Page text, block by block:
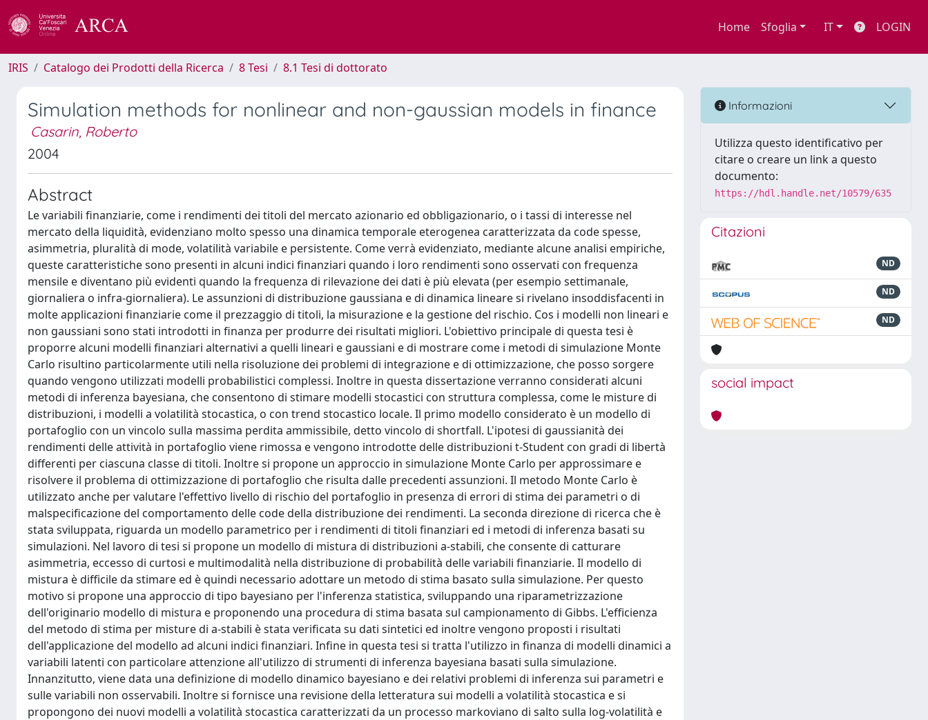
Home Sfoglia IT LOGIN
IRIS Catalogo dei Prodotti della Ricerca 8 Tesi 8.1 Tesi di dottorato
Simulation methods for nonlinear and non-gaussian models in finance
Casarin, Roberto
2004
Abstract
Le variabili finanziarie, come i rendimenti dei titoli del mercato azionario ed obbligazionario, o i tassi di interesse nel
mercato della liquidità, evidenziano molto spesso una dinamica temporale eterogenea caratterizzata da code spesse,
asimmetria, pluralità di mode, volatilità variabile e persistente. Come verrà evidenziato, mediante alcune analisi empiriche,
queste caratteristiche sono presenti in alcuni indici finanziari quando i loro rendimenti sono osservati con frequenza
mensile e diventano più evidenti quando la frequenza di rilevazione dei dati è più elevata (per esempio settimanale,
giornaliera o infra-giornaliera). Le assunzioni di distribuzione gaussiana e di dinamica lineare si rivelano insoddisfacenti in
molte applicazioni finanziarie come il prezzaggio di titoli, la misurazione e la gestione del rischio. Cos i modelli non lineari e
non gaussiani sono stati introdotti in finanza per produrre dei risultati migliori. L'obiettivo principale di questa tesi è
proporre alcuni modelli finanziari alternativi a quelli lineari e gaussiani e di mostrare come i metodi di simulazione Monte
Carlo risultino particolarmente utili nella risoluzione dei problemi di integrazione e di ottimizzazione, che posso sorgere
quando vengono utilizzati modelli probabilistici complessi. Inoltre in questa dissertazione verranno considerati alcuni
metodi di inferenza bayesiana, che consentono di stimare modelli stocastici con struttura complessa, come le misture di
distribuzioni, i modelli a volatilità stocastica, o con trend stocastico locale. Il primo modello considerato è un modello di
portafoglio con un vincolo sulla massima perdita ammissibile, detto vincolo di shortfall. L'ipotesi di gaussianità dei
rendimenti delle attività in portafoglio viene rimossa e vengono introdotte delle distribuzioni t-Student con gradi di libertà
differenti per ciascuna classe di titoli. Inoltre si propone un approccio in simulazione Monte Carlo per approssimare e
risolvere il problema di ottimizzazione di portafoglio che risulta dalle precedenti assunzioni. Il metodo Monte Carlo è
utilizzato anche per valutare l'effettivo livello di rischio del portafoglio in presenza di errori di stima dei parametri o di
malspecificazione del comportamento delle code della distribuzione dei rendimenti. La seconda direzione di ricerca che è
stata sviluppata, riguarda un modello parametrico per i rendimenti di titoli finanziari ed i metodi di inferenza basati su
simulazioni. Nel lavoro di tesi si propone un modello di mistura di distribuzioni a-stabili, che consente di catturare
asimmetria, eccesso di curtosi e multimodalità nella distribuzione di probabilità delle variabili finanziarie. Il modello di
mistura è difficile da stimare ed è quindi necessario adottare un metodo di stima basato sulla simulazione. Per questo
motivo si propone una approccio di tipo bayesiano per l'inferenza statistica, sviluppando una riparametrizzazione
dell'originario modello di mistura e proponendo una procedura di stima basata sul campionamento di Gibbs. L'efficienza
del metodo di stima per misture di a-stabili è stata verificata su dati sintetici ed inoltre vengono proposti i risultati
dell'applicazione del modello ad alcuni indici finanziari. Infine in questa tesi si tratta l'utilizzo in finanza di modelli dinamici a
variabili latenti con particolare attenzione all'utilizzo di strumenti di inferenza bayesiana basati sulla simulazione.
Innanzitutto, viene data una definizione di modello dinamico bayesiano e dei relativi problemi di inferenza sui parametri e
sulle variabili non osservabili. Inoltre si fornisce una revisione della letteratura sui modelli a volatilità stocastica e si
propongono dei nuovi modelli a volatilità stocastica caratterizzati da un processo markoviano di salto sulla log-volatilità e
Informazioni
Utilizza questo identificativo per
citare o creare un link a questo
documento:
https://hdl.handle.net/10579/635
Citazioni
ND
ND
ND
social impact